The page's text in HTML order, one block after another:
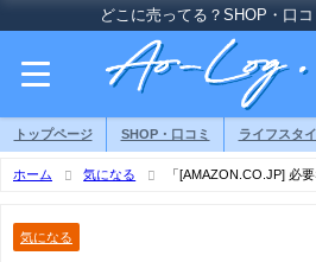
どこに売ってる？SHOP・口
トップページ SHOP・口コミ ライフスタ
ホーム 気になる
「[AMAZON.CO.JP] 必
気になる